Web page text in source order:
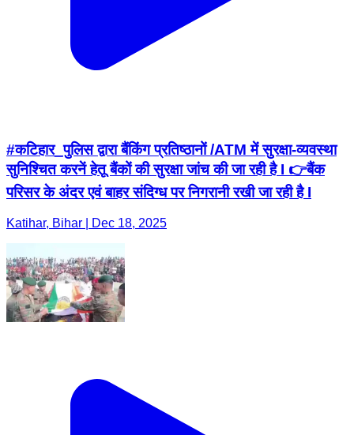
#कटिहार_पुलिस द्वारा बैंकिंग प्रतिष्ठानों /ATM में सुरक्षा-व्यवस्था
सुनिश्चित करनें हेतू बैंकों की सुरक्षा जांच की जा रही है I 👉बैंक
परिसर के अंदर एवं बाहर संदिग्ध पर निगरानी रखी जा रही है I
Katihar, Bihar | Dec 18, 2025